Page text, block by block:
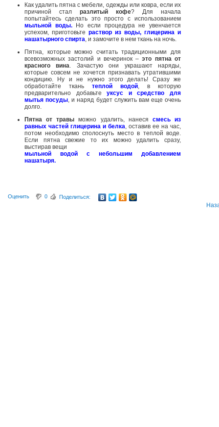
Как удалить пятна с мебели, одежды или ковра, если их
причиной стал разлитый кофе? Для начала
попытайтесь сделать это просто с использованием
мыльной воды.
Но если процедура не увенчается
успехом, приготовьте раствор из воды, глицерина и
нашатырного спирта, и замочите в нем ткань на ночь.
Пятна, которые можно считать традиционными для
всевозможных застолий и вечеринок –это пятна от
красного вина. Зачастую они украшают наряды,
которые совсем не хочется признавать утратившими
кондицию. Ну и не нужно этого делать! Сразу же
обработайте ткань теплой водой, в которую
предварительно добавьтеуксус и средство для
мытья посуды, и наряд будет служить вам еще очень
долго.
Пятна от травы можно удалить, нанеся смесь из
равных частей глицерина и белка, оставив ее на час,
потом необходимо сполоснуть место в теплой воде.
Если пятна свежие то их можно удалить сразу,
выстирав вещи
мыльной водой с небольшим добавлением
нашатыря.
Оценить 0 Поделиться: